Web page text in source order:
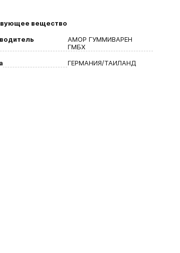
вещество
АМОР ГУММИВАРЕН
ГМБХ
ГЕРМАНИЯ/ТАИЛАНД